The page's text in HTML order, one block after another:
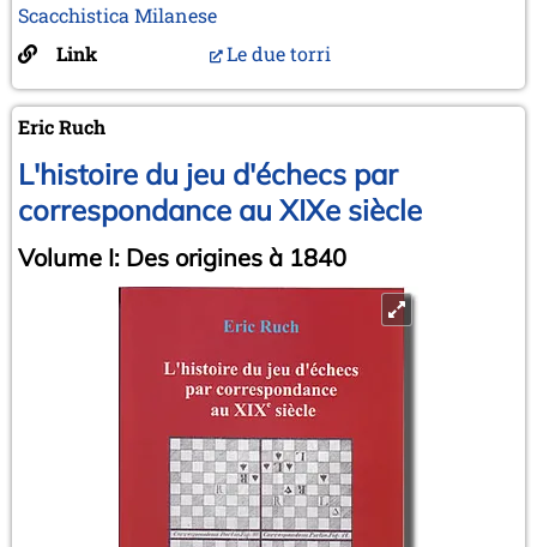
Scacchistica Milanese
Link
Le due torri
Eric Ruch
L'histoire du jeu d'échecs par
correspondance au XIXe siècle
Volume I: Des origines à 1840